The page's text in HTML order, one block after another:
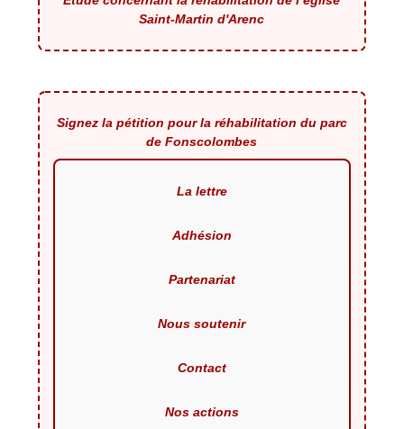
Saint-Martin d'Arenc
Signez la pétition pour la réhabilitation du parc
de Fonscolombes
La lettre
Adhésion
Partenariat
Nous soutenir
Contact
Nos actions